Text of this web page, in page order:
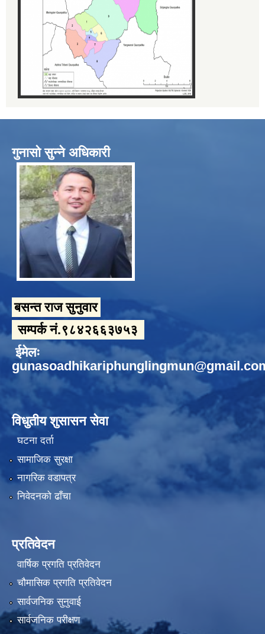
गुनासो सुन्ने अधिकारी
बसन्त राज सुनुवार
सम्पर्क नं.९८४२६६३७५३
ईमेलः
विधुतीय शुसासन सेवा
घटना दर्ता
सामाजिक सुरक्षा
नागरिक वडापत्र
निवेदनको ढाँचा
प्रतिवेदन
वार्षिक प्रगति प्रतिवेदन
चौमासिक प्रगति प्रतिवेदन
सार्वजनिक सुनुवाई
सार्वजनिक परीक्षण